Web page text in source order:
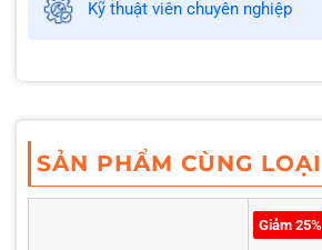
Kỹ thuật viên chuyên nghiệp
SẢN PHẨM CÙNG LOẠI
Giảm 25%